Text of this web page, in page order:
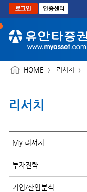
본문으로 바로가기
HOME 리서치
리서치
My 리서치
투자전략
기업/산업분석